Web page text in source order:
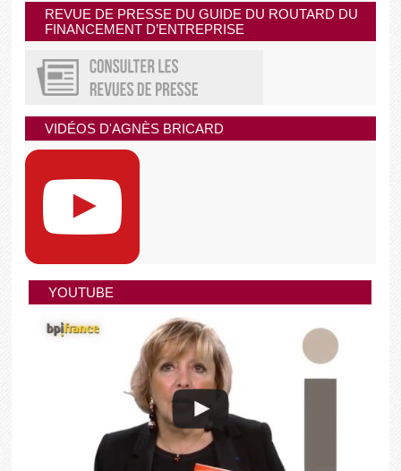
REVUE DE PRESSE DU GUIDE DU ROUTARD DU
FINANCEMENT D’ENTREPRISE
VIDÉOS D'AGNÈS BRICARD
YOUTUBE